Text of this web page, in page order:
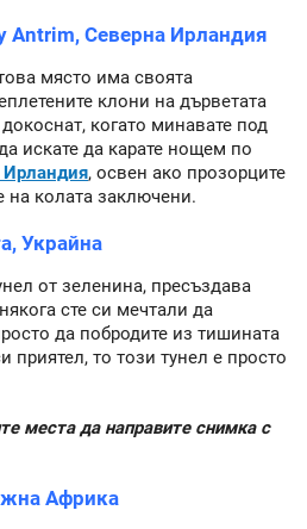
Antrim, Северна Ирландия
място има своята
клони на дърветата
когато минавате под
искате да карате нощем по
Ирландия, освен ако прозорците
на колата заключени.
Украйна
от зеленина, пресъздава
сте си мечтали да
да побродите из тишината
приятел, то този тунел е просто
места да направите снимка с
Африка